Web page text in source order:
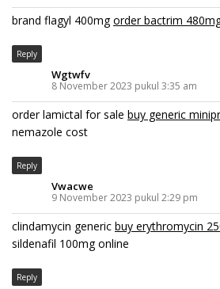
brand flagyl 400mgorder bactrim
Reply
Wgtwfv
8 November 2023 pukul 3:35 am
order lamictal for sale buy generic
nemazole cost
Reply
Vwacwe
9 November 2023 pukul 2:29 pm
clindamycin generic buy erythromycin
sildenafil 100mg online
Reply